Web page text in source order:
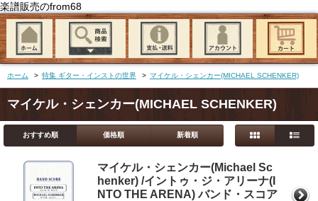
楽譜販売のfrom68
ホーム > 特集 ギター・インストの世界 > マイケル・シェンカー(MICHAEL SCHENKER)
マイケル・シェンカー(MICHAEL SCHENKER)
おすすめ順 価格順 新着順
マイケル・シェンカー(Michael Sc
henker) /イントゥ・ジ・アリーナ(I
NTO THE ARENA) バンド・スコア